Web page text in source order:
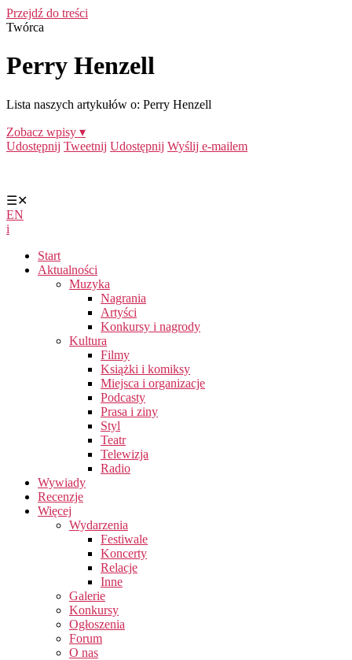
Przejdź do treści
Twórca
Perry Henzell
Lista naszych artykułów o: Perry Henzell
Zobacz wpisy ▾
Udostępnij Tweetnij Udostępnij Wyślij e-mailem
☰✕
EN
i
Start
Aktualności
Muzyka
Nagrania
Artyści
Konkursy i nagrody
Kultura
Filmy
Książki i komiksy
Miejsca i organizacje
Podcasty
Prasa i ziny
Styl
Teatr
Telewizja
Radio
Wywiady
Recenzje
Więcej
Wydarzenia
Festiwale
Koncerty
Relacje
Inne
Galerie
Konkursy
Ogłoszenia
Forum
O nas